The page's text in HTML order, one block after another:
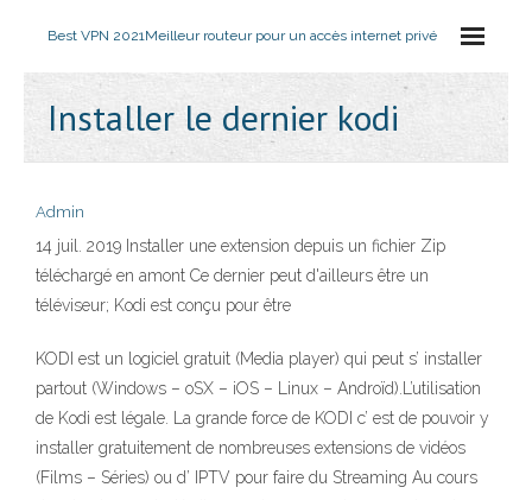
Best VPN 2021Meilleur routeur pour un accès internet privé
Installer le dernier kodi
Admin
14 juil. 2019 Installer une extension depuis un fichier Zip
téléchargé en amont Ce dernier peut d'ailleurs être un
téléviseur; Kodi est conçu pour être
KODI est un logiciel gratuit (Media player) qui peut s’ installer
partout (Windows – oSX – iOS – Linux – Androïd).L’utilisation
de Kodi est légale. La grande force de KODI c’ est de pouvoir y
installer gratuitement de nombreuses extensions de vidéos
(Films – Séries) ou d’ IPTV pour faire du Streaming Au cours